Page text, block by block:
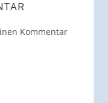
Kommentar